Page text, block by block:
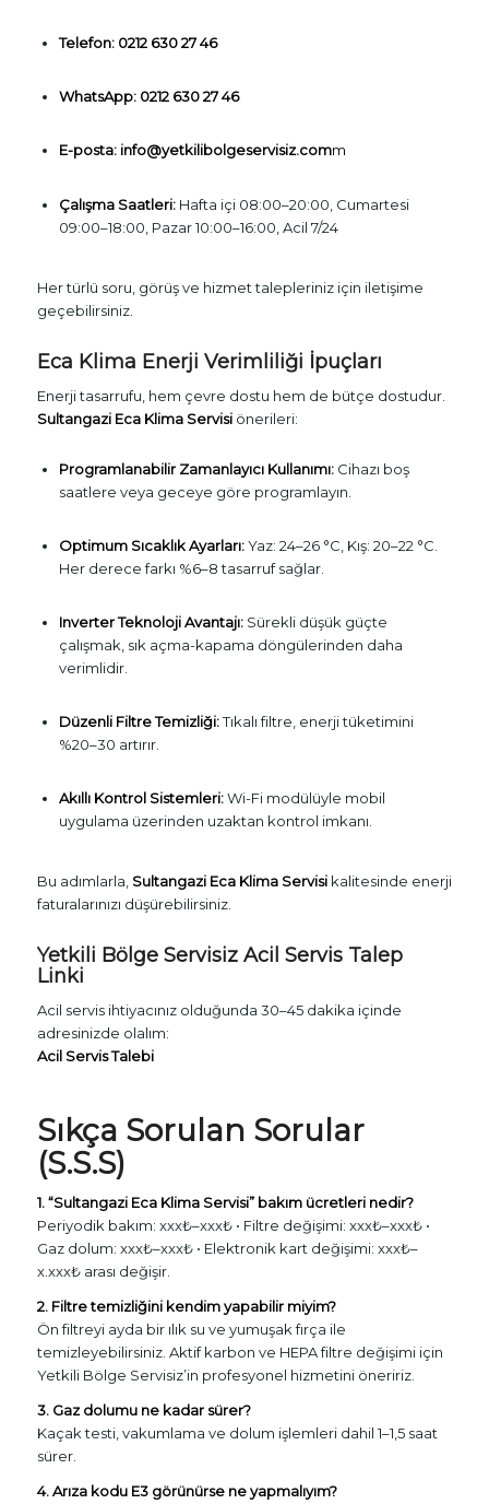
Telefon: 0212 630 27 46
WhatsApp: 0212 630 27 46
E-posta: info@yetkilibolgeservisiz.comm
Çalışma Saatleri:Hafta içi 08:00–20:00, Cumartesi
09:00–18:00, Pazar 10:00–16:00, Acil 7/24
Her türlü soru, görüş ve hizmet talepleriniz için iletişime
geçebilirsiniz.
Eca Klima Enerji Verimliliği İpuçları
Enerji tasarrufu, hem çevre dostu hem de bütçe dostudur.
Sultangazi Eca Klima Servisiönerileri:
Programlanabilir Zamanlayıcı Kullanımı:Cihazı boş
saatlere veya geceye göre programlayın.
Optimum Sıcaklık Ayarları:Yaz: 24–26 °C, Kış: 20–22 °C.
Her derece farkı %6–8 tasarruf sağlar.
Inverter Teknoloji Avantajı:Sürekli düşük güçte
çalışmak, sık açma-kapama döngülerinden daha
verimlidir.
Düzenli Filtre Temizliği:Tıkalı filtre, enerji tüketimini
%20–30 artırır.
Akıllı Kontrol Sistemleri:Wi-Fi modülüyle mobil
uygulama üzerinden uzaktan kontrol imkanı.
Bu adımlarla, Sultangazi Eca Klima Servisikalitesinde enerji
faturalarınızı düşürebilirsiniz.
Yetkili Bölge Servisiz Acil Servis Talep
Linki
Acil servis ihtiyacınız olduğunda 30–45 dakika içinde
adresinizde olalım:
Acil Servis Talebi
Sıkça Sorulan Sorular
(S.S.S)
1. “Sultangazi Eca Klima Servisi” bakım ücretleri nedir?
Periyodik bakım: xxx₺–xxx₺ • Filtre değişimi: xxx₺–xxx₺ •
Gaz dolum: xxx₺–xxx₺ • Elektronik kart değişimi: xxx₺–
x.xxx₺ arası değişir.
2. Filtre temizliğini kendim yapabilir miyim?
Ön filtreyi ayda bir ılık su ve yumuşak fırça ile
temizleyebilirsiniz. Aktif karbon ve HEPA filtre değişimi için
Yetkili Bölge Servisiz’in profesyonel hizmetini öneririz.
3. Gaz dolumu ne kadar sürer?
Kaçak testi, vakumlama ve dolum işlemleri dahil 1–1,5 saat
sürer.
4. Arıza kodu E3 görünürse ne yapmalıyım?